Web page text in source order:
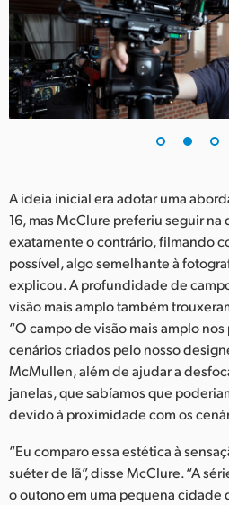
United States
A ideia inicial era adotar uma
16, mas McClure preferiu seguir na
exatamente o contrário, filmando
possível, algo semelhante à
explicou. A profundidade de
visão mais amplo também
“O campo de visão mais amplo
cenários criados pelo nosso
McMullen, além de ajudar a
janelas, que sabíamos que
devido à proximidade com os
“Eu comparo essa estética à
suéter de lã”, disse McClure. “A
o outono em uma pequena cidade